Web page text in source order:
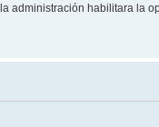
administración habilitara la